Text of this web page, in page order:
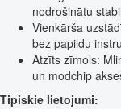
nodrošinātu
Vienkārša
bez papildu
Atzīts zīmols:
un modchip
Tipiskie lietojumi: